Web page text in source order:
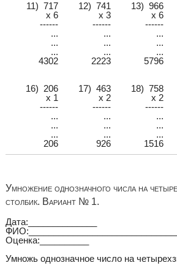
11) 717 12) 741 13) 966
x 6
x 3 x 6
------
------ ------
...
... ...
...
... ...
...
... ...
4302
2223 5796
16) 206 17) 463 18) 758
x 1
x 2 x 2
------
------ ------
...
... ...
...
... ...
...
... ...
206
926 1516
Умножение однозначного числа на
столбик. Вариант № 1.
Дата:______________
Оценка:__________
Умножь однозначное число на